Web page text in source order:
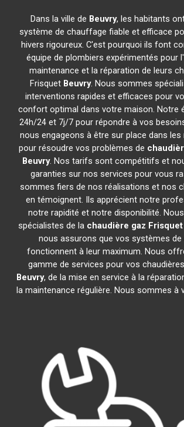
Dans la ville de Beuvry, les habitants
système de chauffage fiable et efficace
hivers rigoureux. C'est pourquoi ils font
équipe de plombiers expérimentés pour
maintenance et la réparation de leurs
Frisquet Beuvry. Nous sommes
interventions rapides et efficaces pour
confort optimal dans votre maison. Notre
24h/24 et 7j/7 pour répondre à vos
nous engageons à être sur place dans les
pour résoudre vos problèmes de
Beuvry. Nos tarifs sont compétitifs et
garanties sur nos services pour vous
sommes fiers de nos réalisations et nos
en témoignent. Ils apprécient notre
notre rapidité et notre disponibilité.
spécialistes de la chaudière gaz Frisquet
nous assurons que vos systèmes
fonctionnent à leur maximum. Nous
gamme de services pour vos
Beuvry, de la mise en service à la
la maintenance régulière. Nous sommes à